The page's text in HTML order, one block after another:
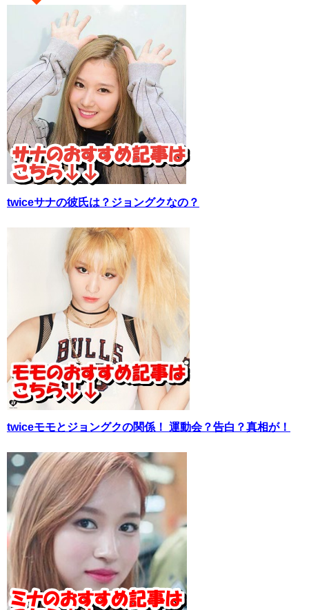
twiceサナの彼氏は？ジョングクなの？
twiceモモとジョングクの関係！ 運動会？告白？真相が！